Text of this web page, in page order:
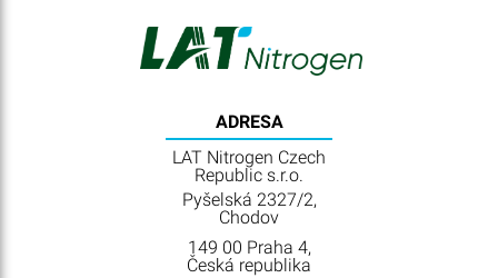
ADRESA
LAT Nitrogen Czech
Republic s.r.o.
Pyšelská 2327/2,
Chodov
149 00 Praha 4,
Česká republika